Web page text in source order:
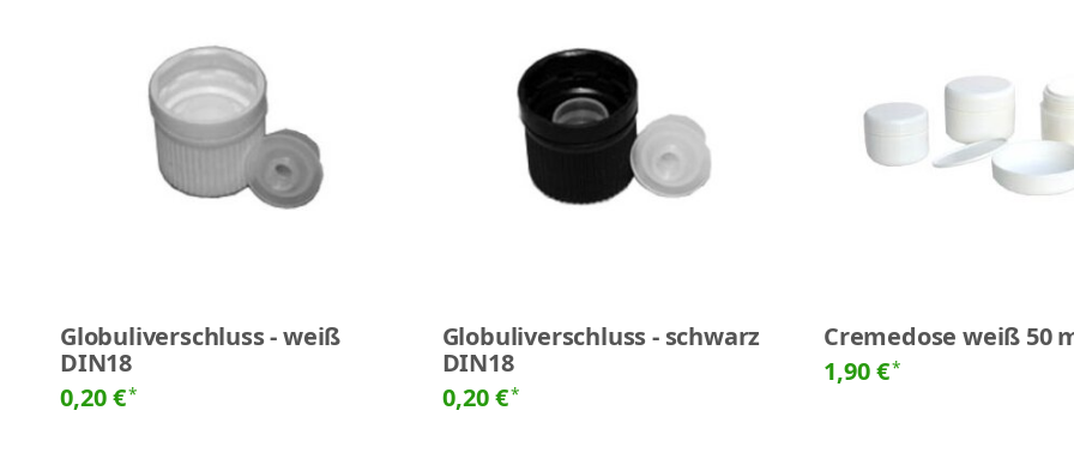
Globuliverschluss - weiß
DIN18
0,20 €*
Globuliverschluss - schwarz
DIN18
0,20 €*
Cremedose weiß 50
1,90 €*